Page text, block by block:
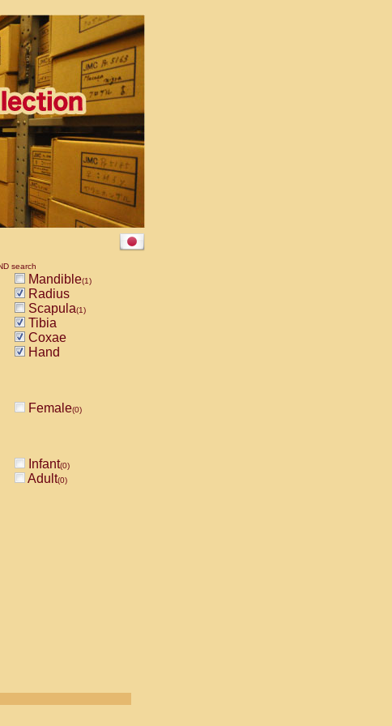
search
Mandible(1)
Radius
Scapula(1)
Tibia
Coxae
Hand
Female(0)
Infant(0)
Adult(0)